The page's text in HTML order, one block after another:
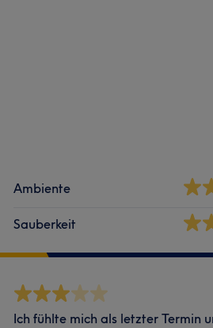
Ambiente
Sauberkeit
Ich fühlte mich als letzter Termin